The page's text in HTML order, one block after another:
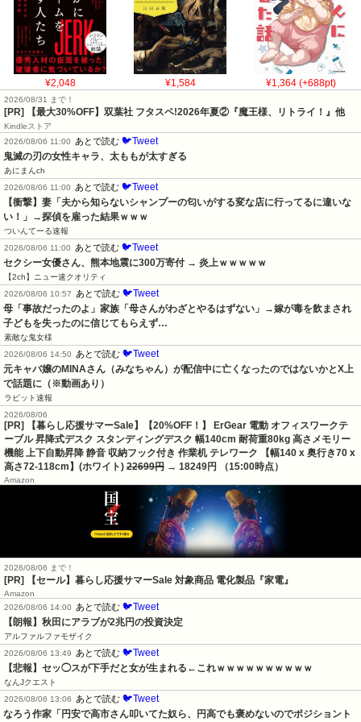
¥2,048 ¥1,584 ¥1,364 (+688pt)
2026/08/31 まで！
[PR] 【最大30%OFF】双葉社 フタスペ!2026年夏②『魔王様、リトライ！』他
Kindleストア
2026/08/06 11:00 あとで読む 🐦Tweet
鬼滅の刃の女性キャラ、太ももが太すぎる
あにまんch
2026/08/06 11:00 あとで読む 🐦Tweet
【衝撃】妻「夫から知らないシャンプーの匂いがする変な店に行ってるに違いな
い！」→探偵を雇った結果ｗｗｗ
ついんてーる速報
2026/08/06 11:00 あとで読む 🐦Tweet
セクシー女優さん、熊本地震に300万寄付 → 炎上ｗｗｗｗｗ
【2ch】ニュー速クオリティ
2026/08/06 10:57 あとで読む 🐦Tweet
母「事故だったのよ」家族「母さんがわざとやるはずない」→嫁が毒を飲まされ
子どもを失ったのに信じてもらえず…
素敵な鬼女様
2026/08/06 14:50 あとで読む 🐦Tweet
元キャバ嬢のMINAさん（みなちゃん）が配信中に亡くなったのではないかとX上
で話題に（※動画あり）
ラビット速報
2026/08/06
[PR] 【暮らし応援サマーSale】【20%OFF！】 ErGear 電動 オフィスワークテ
ーブル 昇降式デスク スタンディングデスク 幅140cm 耐荷重80kg 高さメモリー
機能 上下自動昇降 静音 収納フック付き 作業机 テレワーク 【幅140 x 奥行き70 x
高さ72-118cm】(ホワイト) 22699円 → 18249円 （15:00時点）
Amazon
2026/08/06 まで！
[PR] 【セール】暮らし応援サマーSale 対象商品 電化製品『家電』
Amazon
2026/08/06 14:00
あとで読む 🐦Tweet
【朗報】秋田にアラブが2兆円の投資決定
アルファルファモザイク
2026/08/06 13:49
あとで読む 🐦Tweet
【悲報】セッ◯スが下手だと女が生まれる←これｗｗｗｗｗｗｗｗｗｗ
なんJクエスト
2026/08/06 13:06
あとで読む 🐦Tweet
なろう作家「円安で高市さん叩いてた奴ら、円高でも褒めないのでポジショント